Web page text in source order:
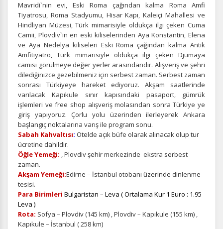
Mavridi`nin evi, Eski Roma çağından kalma Roma Amfi
Tiyatrosu, Roma Stadyumu, Hisar Kapı, Kaleiçi Mahallesi ve
Hindliyan Müzesi, Türk mimarisiyle oldukça ilgi çeken Cuma
Camii, Plovdiv`in en eski kiliselerinden Aya Konstantin, Elena
ve Aya Nedelya kiliseleri Eski Roma çağından kalma Antik
Amfitiyatro, Türk mimarisiyle oldukça ilgi çeken Djumaya
camisi görülmeye değer yerler arasındandır. Alışveriş ve şehri
dilediğinizce gezebilmeniz için serbest zaman. Serbest zaman
sonrası Türkiyeye hareket ediyoruz. Akşam saatlerinde
varılacak Kapıkule sınır kapısındaki pasaport, gümrük
işlemleri ve free shop alışveriş molasından sonra Türkiye ye
giriş yapıyoruz. Çorlu yolu üzerinden ilerleyerek Ankara
başlangıç noktalarına varış ile program sonu.
Sabah Kahvaltısı: Otelde açık büfe olarak alınacak olup tur
ücretine dahildir.
Öğle Yemeği: , Plovdiv şehir merkezinde ekstra serbest
zaman.
Akşam Yemeği:Edirne – İstanbul otobanı üzerinde dinlenme
tesisi.
Para Birimleri Bulgaristan – Leva ( Ortalama Kur 1 Euro : 1.95
Leva )
Rota: Sofya – Plovdiv (145 km) , Plovdiv – Kapıkule (155 km) ,
Kapıkule – İstanbul ( 258 km)